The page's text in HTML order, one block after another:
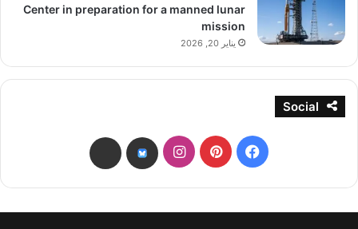
Center in preparation for a manned lunar
mission
يناير 20, 2026
Social
فيسبوكبينتيريستانستقرامbsky
threads